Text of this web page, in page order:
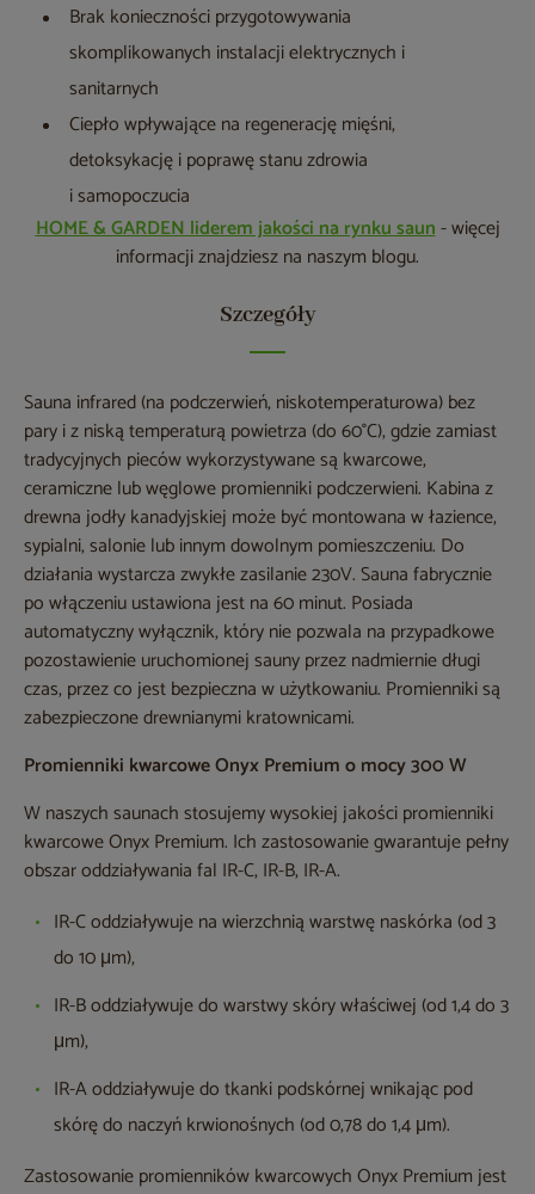
Brak konieczności przygotowywania
skomplikowanych instalacji elektrycznych i
sanitarnych
Ciepło wpływające na regenerację mięśni,
detoksykację i poprawę stanu zdrowia
i samopoczucia
HOME & GARDEN liderem jakości na rynku saun- więcej
informacji znajdziesz na naszym blogu.
Szczegóły
Sauna infrared (na podczerwień, niskotemperaturowa) bez
pary i z niską temperaturą powietrza (do 60°C), gdzie zamiast
tradycyjnych pieców wykorzystywane są kwarcowe,
ceramiczne lub węglowe promienniki podczerwieni. Kabina z
drewna jodły kanadyjskiej może być montowana w łazience,
sypialni, salonie lub innym dowolnym pomieszczeniu. Do
działania wystarcza zwykłe zasilanie 230V. Sauna fabrycznie
po włączeniu ustawiona jest na 60 minut. Posiada
automatyczny wyłącznik, który nie pozwala na przypadkowe
pozostawienie uruchomionej sauny przez nadmiernie długi
czas, przez co jest bezpieczna w użytkowaniu. Promienniki są
zabezpieczone drewnianymi kratownicami.
Promienniki kwarcowe Onyx Premium o mocy 300 W
W naszych saunach stosujemy wysokiej jakości promienniki
kwarcowe Onyx Premium. Ich zastosowanie gwarantuje pełny
obszar oddziaływania fal IR-C, IR-B, IR-A.
IR-C oddziaływuje na wierzchnią warstwę naskórka (od 3
do 10 μm),
IR-B oddziaływuje do warstwy skóry właściwej (od 1,4 do 3
μm),
IR-A oddziaływuje do tkanki podskórnej wnikając pod
skórę do naczyń krwionośnych (od 0,78 do 1,4 μm).
Zastosowanie promienników kwarcowych Onyx Premium jest